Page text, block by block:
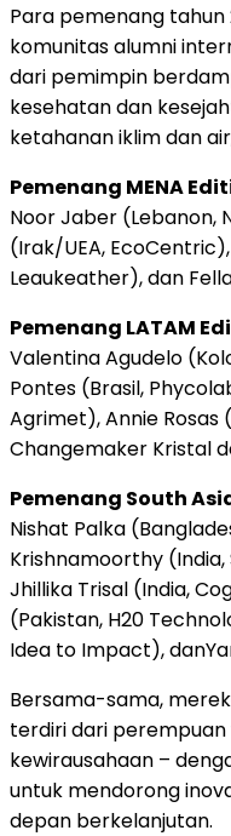
Para pemenang
komunitas alumni
dari pemimpin
kesehatan dan
ketahanan iklim dan
Pemenang MENA
Noor Jaber (Lebanon,
(Irak/UEA,
Leaukeather), dan
Pemenang LATAM
Valentina Agudelo
Pontes (Brasil,
Agrimet), Annie Rosas
Changemaker Kristal
Pemenang South
Nishat Palka
Krishnamoorthy
Jhillika Trisal (India,
(Pakistan, H20
Idea to Impact),
Bersama-sama,
terdiri dari
kewirausahaan –
untuk mendorong
depan berkelanjutan.